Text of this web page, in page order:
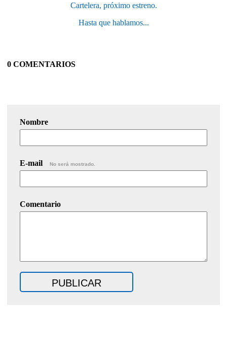
Cartelera, próximo estreno.
Hasta que hablamos...
0 COMENTARIOS
Nombre
E-mail No será mostrado.
Comentario